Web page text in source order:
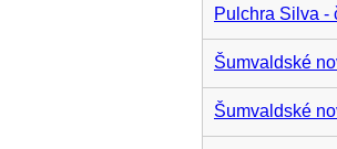
Pulchra Silva -
Šumvaldské
Šumvaldské